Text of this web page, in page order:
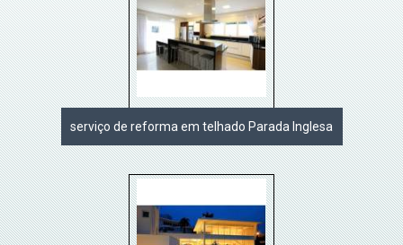
serviço de reforma em telhado Parada Inglesa